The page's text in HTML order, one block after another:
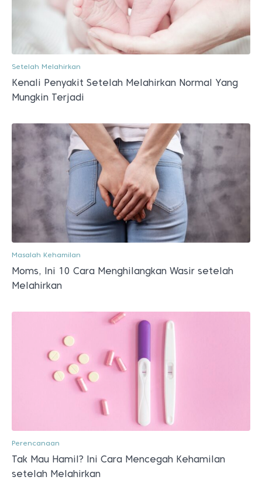
Setelah Melahirkan
Kenali Penyakit Setelah Melahirkan Normal Yang
Mungkin Terjadi
Masalah Kehamilan
Moms, Ini 10 Cara Menghilangkan Wasir setelah
Melahirkan
Perencanaan
Tak Mau Hamil? Ini Cara Mencegah Kehamilan
setelah Melahirkan